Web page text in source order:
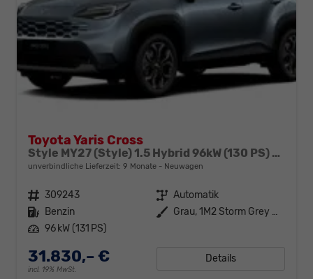
Toyota Yaris Cross
Style MY27 (Style) 1.5 Hybrid 96kW (130 PS) e-CVT 4x4
unverbindliche Lieferzeit: 9 Monate Neuwagen
Fahrzeugnr. 309243 Getriebe Automatik
Kraftstoff Benzin Außenfarbe
Grau, 1M2 Storm Grey Metallic
Leistung 96 kW (131 PS)
31.830,– €
incl. 19% MwSt.
Details